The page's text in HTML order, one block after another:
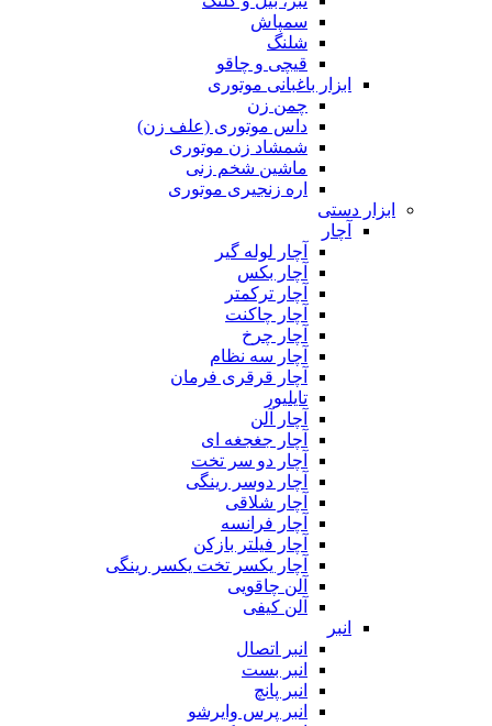
سمپاش
شلنگ
قیچی و چاقو
ابزار باغبانی موتوری
چمن زن
داس موتوری (علف زن)
شمشاد زن موتوری
ماشین شخم زنی
اره زنجیری موتوری
ابزار دستی
آچار
آچار لوله گیر
آچار بکس
آچار ترکمتر
آچار چاکنت
آچار چرخ
آچار سه نظام
آچار قرقری فرمان
تایلیور
آچار آلن
آچار جغجغه ای
آچار دو سر تخت
آچار دوسر رینگی
آچار شلاقی
آچار فرانسه
آچار فیلتر بازکن
آچار یکسر تخت یکسر رینگی
آلن چاقویی
آلن کیفی
انبر
انبر اتصال
انبر بست
انبر پانچ
انبر پرس وایرشو